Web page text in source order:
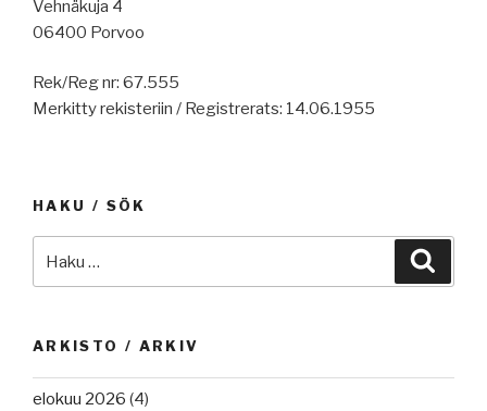
Vehnäkuja 4
06400 Porvoo
Rek/Reg nr: 67.555
Merkitty rekisteriin / Registrerats: 14.06.1955
HAKU / SÖK
ARKISTO / ARKIV
elokuu 2026 (4)